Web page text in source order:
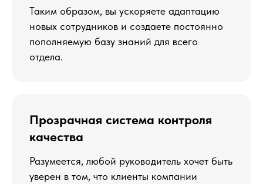
Таким образом, вы ускоряете адаптацию
новых сотрудников и создаете постоянно
пополняемую базу знаний для всего
отдела.
Прозрачная система контроля
качества
Разумеется, любой руководитель хочет быть
уверен в том, что клиенты компании